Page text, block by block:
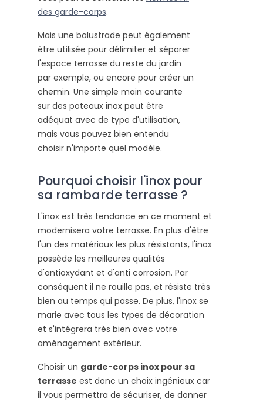
des garde-corps.
Mais une balustrade peut également
être utilisée pour délimiter et séparer
l'espace terrasse du reste du jardin
par exemple, ou encore pour créer un
chemin. Une simple main courante
sur des poteaux inox peut être
adéquat avec de type d'utilisation,
mais vous pouvez bien entendu
choisir n'importe quel modèle.
Pourquoi choisir l'inox pour
sa rambarde terrasse ?
L'inox est très tendance en ce moment et
modernisera votre terrasse. En plus d'être
l'un des matériaux les plus résistants, l'inox
possède les meilleures qualités
d'antioxydant et d'anti corrosion. Par
conséquent il ne rouille pas, et résiste très
bien au temps qui passe. De plus, l'inox se
marie avec tous les types de décoration
et s'intégrera très bien avec votre
aménagement extérieur.
Choisir un garde-corps inox pour sa
terrasse est donc un choix ingénieux car
il vous permettra de sécuriser, de donner